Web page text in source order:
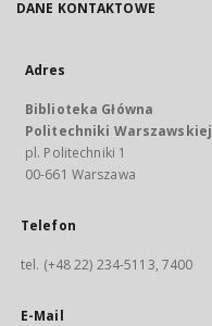
DANE KONTAKTOWE
Adres
Biblioteka Główna
Politechniki Warszawskiej
pl. Politechniki 1
00-661 Warszawa
Telefon
tel. (+48 22) 234-5113, 7400
E-Mail